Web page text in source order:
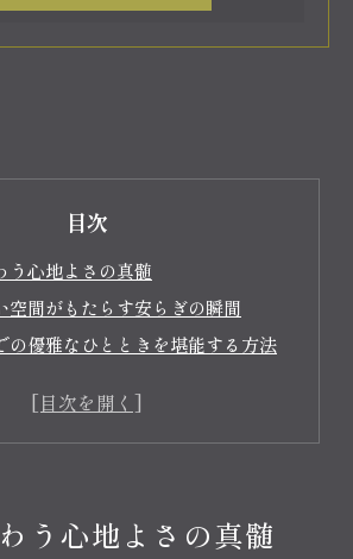
目次
う心地よさの真髄
空間がもたらす安らぎの瞬間
の優雅なひとときを堪能する方法
たす理容室の魅力
ョンを超えた理容室の新たな魅力
う心地よさの真髄